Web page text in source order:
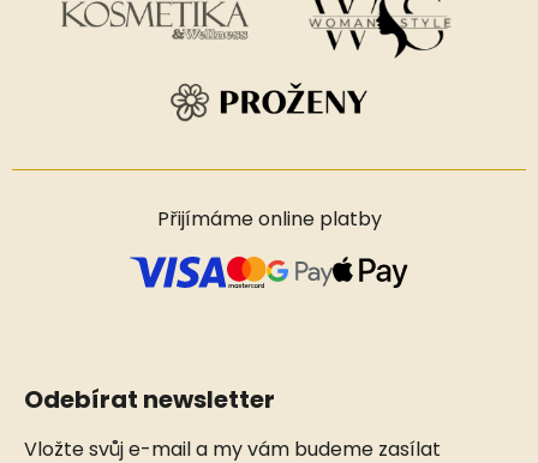
Přijímáme online platby
Odebírat newsletter
Vložte svůj e-mail a my vám budeme zasílat